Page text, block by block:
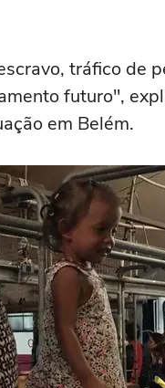
tráfico de
futuro",
em Belém.